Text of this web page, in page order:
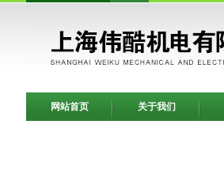
网站首页 关于我们